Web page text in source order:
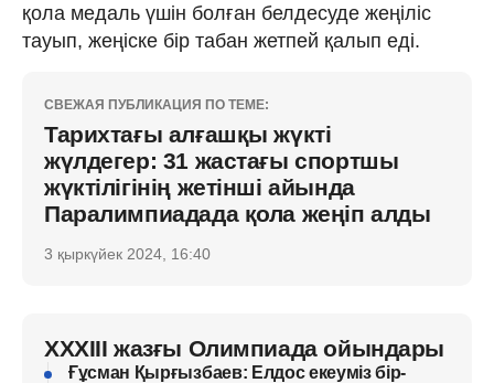
қола медаль үшін болған белдесуде жеңіліс
тауып, жеңіске бір табан жетпей қалып еді.
СВЕЖАЯ ПУБЛИКАЦИЯ ПО ТЕМЕ:
Тарихтағы алғашқы жүкті
жүлдегер: 31 жастағы спортшы
жүктілігінің жетінші айында
Паралимпиадада қола жеңіп алды
3 қыркүйек 2024, 16:40
XXXIII жазғы Олимпиада ойындары
Ғұсман Қырғызбаев: Елдос екеуміз бір-